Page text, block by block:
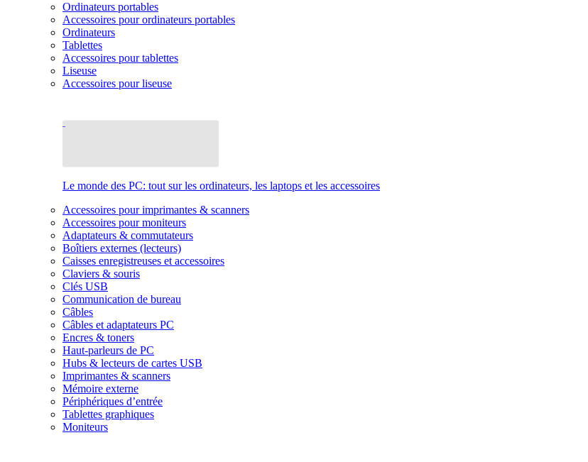
Ordinateurs portables
Accessoires pour ordinateurs portables
Ordinateurs
Tablettes
Accessoires pour tablettes
Liseuse
Accessoires pour liseuse
Le monde des PC: tout sur les ordinateurs, les laptops et les accessoires
Accessoires pour imprimantes & scanners
Accessoires pour moniteurs
Adaptateurs & commutateurs
Boîtiers externes (lecteurs)
Caisses enregistreuses et accessoires
Claviers & souris
Clés USB
Communication de bureau
Câbles
Câbles et adaptateurs PC
Encres & toners
Haut-parleurs de PC
Hubs & lecteurs de cartes USB
Imprimantes & scanners
Mémoire externe
Périphériques d’entrée
Tablettes graphiques
Moniteurs